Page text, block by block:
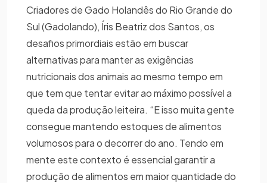
Criadores de Gado Holandês do Rio Grande do
Sul (Gadolando), Íris Beatriz dos Santos, os
desafios primordiais estão em buscar
alternativas para manter as exigências
nutricionais dos animais ao mesmo tempo em
que tem que tentar evitar ao máximo possível a
queda da produção leiteira. “E isso muita gente
consegue mantendo estoques de alimentos
volumosos para o decorrer do ano. Tendo em
mente este contexto é essencial garantir a
produção de alimentos em maior quantidade do